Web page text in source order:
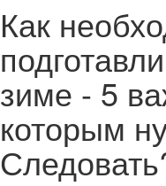
Как
зиме - 5
которым